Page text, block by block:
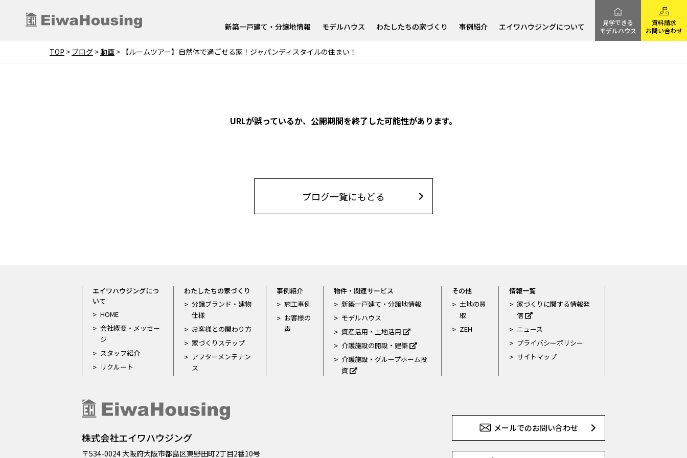
新築一戸建て・分譲地情報 モデルハウス わたしたちの家づくり 事例紹介 エイワハウジングについて
見学できる
モデルハウス
資料請求
お問い合わせ
TOP > ブログ > 動画 > 【ルームツアー】自然体で過ごせる家！ジャパンディスタイルの住まい！
URLが誤っているか、公開期間を終了した可能性があります。
ブログ一覧にもどる
エイワハウジングにつ
いて
HOME
会社概要・メッセー
ジ
スタッフ紹介
リクルート
わたしたちの家づくり
分譲ブランド・建物
仕様
お客様との関わり方
家づくりステップ
アフターメンテナン
ス
事例紹介
施工事例
お客様の
声
物件・関連サービス
新築一戸建て・分譲地情報
モデルハウス
資産活用・土地活用
介護施設の開設・建築
介護施設・グループホーム投
資
その他
土地の買
取
ZEH
情報一覧
家づくりに関する情報発
信
ニュース
プライバシーポリシー
サイトマップ
メールでのお問い合わせ
株式会社エイワハウジング
〒534-0024大阪府大阪市都島区東野田町2丁目2番10号